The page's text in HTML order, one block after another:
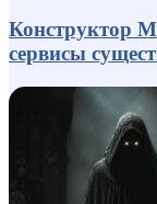
Конструктор
сервисы